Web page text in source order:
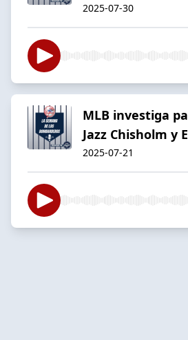
2025-07-30
MLB investiga
Jazz Chisholm y
2025-07-21